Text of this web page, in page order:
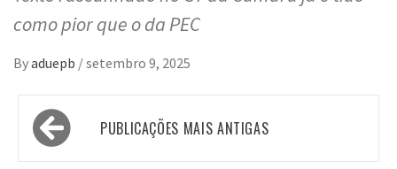
como pior que o da PEC
Byaduepb /setembro 9, 2025
Navegação
por PUBLICAÇÕES MAIS ANTIGAS